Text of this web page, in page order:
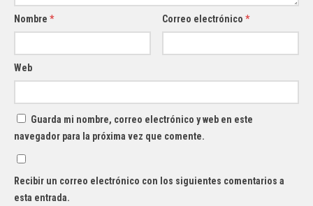
Nombre * Correo electrónico*
Web
Guarda mi nombre, correo electrónico y web en este
navegador para la próxima vez que comente.
Recibir un correo electrónico con los siguientes comentarios a
esta entrada.